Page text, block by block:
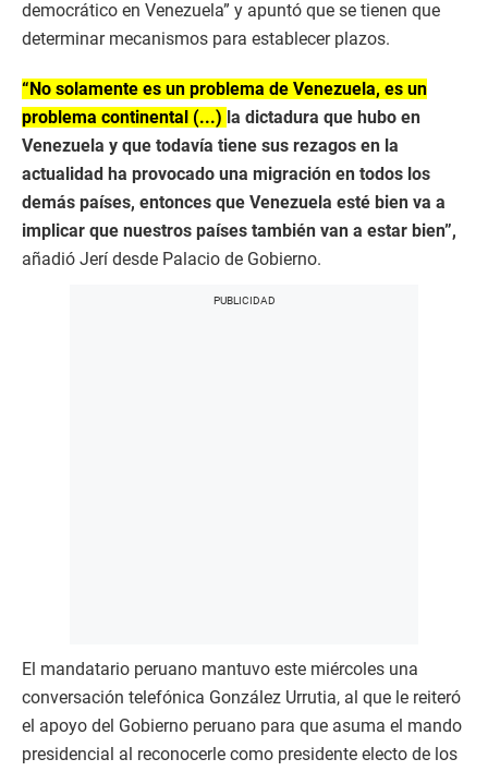
democrático en Venezuela” y apuntó que se tienen que
determinar mecanismos para establecer plazos.
“No solamente es un problema de Venezuela, es un
problema continental (...) la dictadura que hubo en
Venezuela y que todavía tiene sus rezagos en la
actualidad ha provocado una migración en todos los
demás países, entonces que Venezuela esté bien va a
implicar que nuestros países también van a estar bien”,
añadió Jerí desde Palacio de Gobierno.
El mandatario peruano mantuvo este miércoles una
conversación telefónica González Urrutia, al que le reiteró
el apoyo del Gobierno peruano para que asuma el mando
presidencial al reconocerle como presidente electo de los